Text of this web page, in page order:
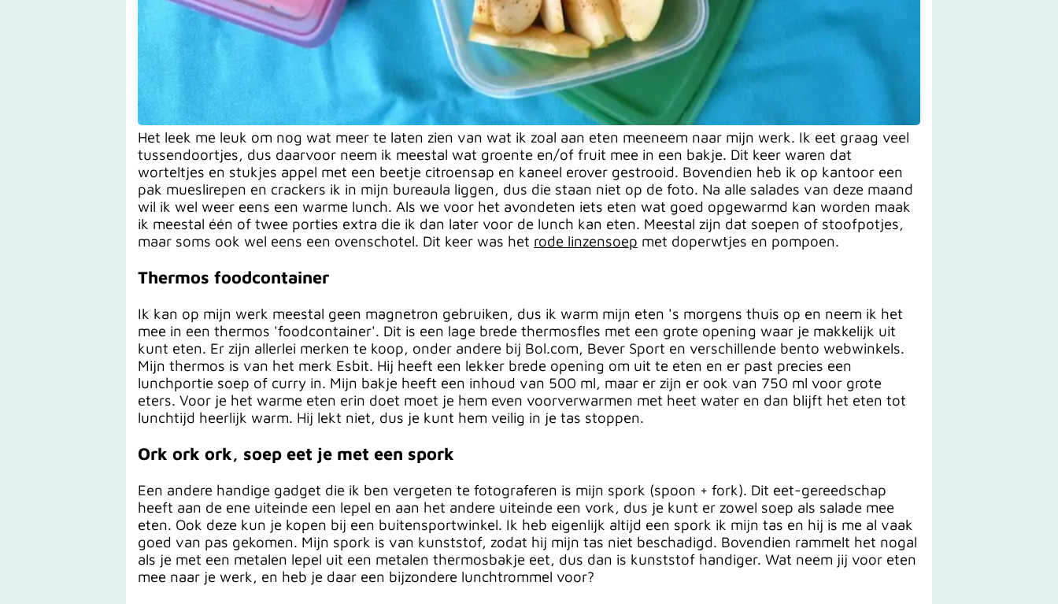
Het leek me leuk om nog wat meer te laten zien van wat ik zoal aan eten meeneem naar mijn werk. Ik eet graag veel
tussendoortjes, dus daarvoor neem ik meestal wat groente en/of fruit mee in een bakje. Dit keer waren dat
worteltjes en stukjes appel met een beetje citroensap en kaneel erover gestrooid. Bovendien heb ik op kantoor een
pak mueslirepen en crackers ik in mijn bureaula liggen, dus die staan niet op de foto. Na alle salades van deze maand
wil ik wel weer eens een warme lunch. Als we voor het avondeten iets eten wat goed opgewarmd kan worden maak
ik meestal één of twee porties extra die ik dan later voor de lunch kan eten. Meestal zijn dat soepen of stoofpotjes,
maar soms ook wel eens een ovenschotel. Dit keer was het rode linzensoep met doperwtjes en pompoen.
Thermos foodcontainer
Ik kan op mijn werk meestal geen magnetron gebruiken, dus ik warm mijn eten 's morgens thuis op en neem ik het
mee in een thermos 'foodcontainer'. Dit is een lage brede thermosfles met een grote opening waar je makkelijk uit
kunt eten. Er zijn allerlei merken te koop, onder andere bij Bol.com, Bever Sport en verschillende bento webwinkels.
Mijn thermos is van het merk Esbit. Hij heeft een lekker brede opening om uit te eten en er past precies een
lunchportie soep of curry in. Mijn bakje heeft een inhoud van 500 ml, maar er zijn er ook van 750 ml voor grote
eters. Voor je het warme eten erin doet moet je hem even voorverwarmen met heet water en dan blijft het eten tot
lunchtijd heerlijk warm. Hij lekt niet, dus je kunt hem veilig in je tas stoppen.
Ork ork ork, soep eet je met een spork
Een andere handige gadget die ik ben vergeten te fotograferen is mijn spork (spoon + fork). Dit eet-gereedschap
heeft aan de ene uiteinde een lepel en aan het andere uiteinde een vork, dus je kunt er zowel soep als salade mee
eten. Ook deze kun je kopen bij een buitensportwinkel. Ik heb eigenlijk altijd een spork ik mijn tas en hij is me al vaak
goed van pas gekomen. Mijn spork is van kunststof, zodat hij mijn tas niet beschadigd. Bovendien rammelt het nogal
als je met een metalen lepel uit een metalen thermosbakje eet, dus dan is kunststof handiger. Wat neem jij voor eten
mee naar je werk, en heb je daar een bijzondere lunchtrommel voor?